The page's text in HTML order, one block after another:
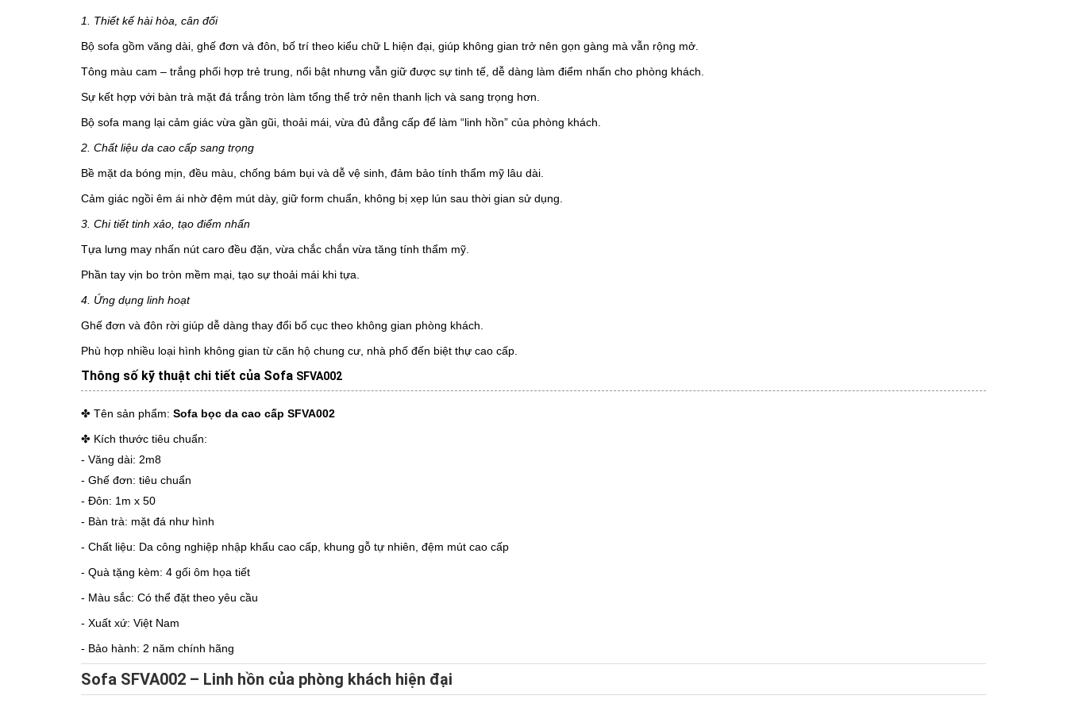
1. Thiết kế hài hòa, cân đối
Bộ sofa gồm văng dài, ghế đơn và đôn, bố trí theo kiểu chữ L hiện đại, giúp không gian trở nên gọn gàng mà vẫn rộng mở.
Tông màu cam – trắng phối hợp trẻ trung, nổi bật nhưng vẫn giữ được sự tinh tế, dễ dàng làm điểm nhấn cho phòng khách.
Sự kết hợp với bàn trà mặt đá trắng tròn làm tổng thể trở nên thanh lịch và sang trọng hơn.
Bộ sofa mang lại cảm giác vừa gần gũi, thoải mái, vừa đủ đẳng cấp để làm “linh hồn” của phòng khách.
2. Chất liệu da cao cấp sang trọng
Bề mặt da bóng mịn, đều màu, chống bám bụi và dễ vệ sinh, đảm bảo tính thẩm mỹ lâu dài.
Cảm giác ngồi êm ái nhờ đệm mút dày, giữ form chuẩn, không bị xẹp lún sau thời gian sử dụng.
3. Chi tiết tinh xảo, tạo điểm nhấn
Tựa lưng may nhấn nút caro đều đặn, vừa chắc chắn vừa tăng tính thẩm mỹ.
Phần tay vịn bo tròn mềm mại, tạo sự thoải mái khi tựa.
4. Ứng dụng linh hoạt
Ghế đơn và đôn rời giúp dễ dàng thay đổi bố cục theo không gian phòng khách.
Phù hợp nhiều loại hình không gian từ căn hộ chung cư, nhà phố đến biệt thự cao cấp.
Thông số kỹ thuật chi tiết của Sofa SFVA002
✤ Tên sản phẩm: Sofa bọc da cao cấp SFVA002
✤ Kích thước tiêu chuẩn:
- Văng dài: 2m8
- Ghế đơn: tiêu chuẩn
- Đôn: 1m x 50
- Bàn trà: mặt đá như hình
- Chất liệu: Da công nghiệp nhập khẩu cao cấp, khung gỗ tự nhiên, đệm mút cao cấp
- Quà tặng kèm: 4 gối ôm họa tiết
- Màu sắc: Có thể đặt theo yêu cầu
- Xuất xứ: Việt Nam
- Bảo hành: 2 năm chính hãng
Sofa SFVA002 – Linh hồn của phòng khách hiện đại